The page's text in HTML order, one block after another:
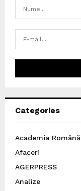
Categories
Academia Română
Afaceri
AGERPRESS
Analize